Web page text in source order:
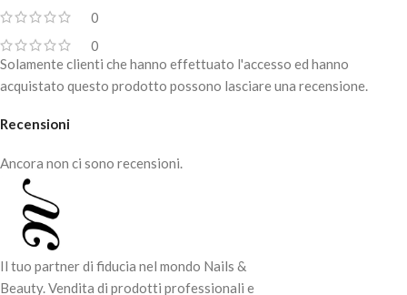
0
0
Recensioni
Ancora non ci sono recensioni.
Solamente clienti che hanno effettuato l'accesso ed hanno
acquistato questo prodotto possono lasciare una recensione.
Il tuo partner di fiducia nel mondo Nails &
Beauty. Vendita di prodotti professionali e